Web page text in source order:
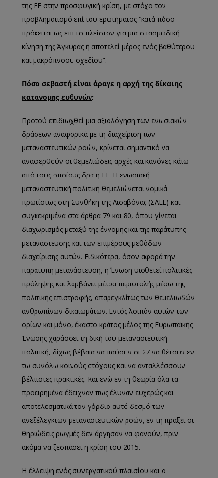
της ΕΕ στην προσφυγική κρίση, με στόχο τον
προβληματισμό επί του ερωτήματος “κατά πόσο
πρόκειται ως επί το πλείστον για μια σπασμωδική
κίνηση της Άγκυρας ή αποτελεί μέρος ενός βαθύτερου
και μακρόπνοου σχεδίου”.
Πόσο σεβαστή είναι άραγε η αρχή της δίκαιης
κατανομής ευθυνών;
Προτού επιδιωχθεί μια αξιολόγηση των ενωσιακών
δράσεων αναφορικά με τη διαχείριση των
μεταναστευτικών ροών, κρίνεται σημαντικό να
αναφερθούν οι θεμελιώδεις αρχές και κανόνες κάτω
από τους οποίους δρα η ΕΕ. Η ενωσιακή
μεταναστευτική πολιτική θεμελιώνεται νομικά
πρωτίστως στη Συνθήκη της Λισαβόνας (ΣΛΕΕ) και
συγκεκριμένα στα άρθρα 79 και 80, όπου γίνεται
διαχωρισμός μεταξύ της έννομης και της παράτυπης
μετανάστευσης και των επιμέρους μεθόδων
διαχείρισης αυτών. Ειδικότερα, όσον αφορά την
παράτυπη μετανάστευση, η Ένωση υιοθετεί πολιτικές
πρόληψης και λαμβάνει μέτρα περιστολής μέσω της
πολιτικής επιστροφής, απαρεγκλίτως των θεμελιωδών
ανθρωπίνων δικαιωμάτων. Εντός λοιπόν αυτών των
ορίων και μόνο, έκαστο κράτος μέλος της Ευρωπαϊκής
Ένωσης χαράσσει τη δική του μεταναστευτική
πολιτική, δίχως βέβαια να παύουν οι 27 να θέτουν εν
τω συνόλω κοινούς στόχους και να ανταλλάσσουν
βέλτιστες πρακτικές. Και ενώ εν τη θεωρία όλα τα
προειρημένα έδειχναν πως έλυναν ευχερώς και
αποτελεσματικά τον γόρδιο αυτό δεσμό των
ανεξέλεγκτων μεταναστευτικών ροών, εν τη πράξει οι
θηριώδεις ρωγμές δεν άργησαν να φανούν, πριν
ακόμα να ξεσπάσει η κρίση του 2015.
Η έλλειψη ενός συνεργατικού πλαισίου και ο